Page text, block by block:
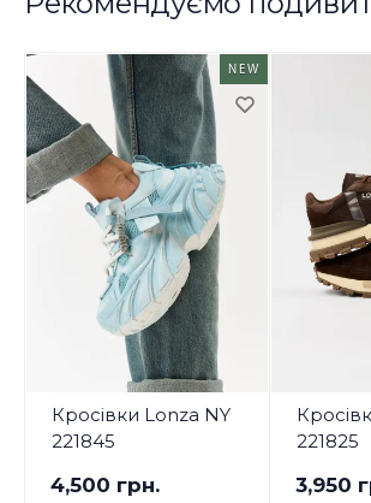
NEW
Кросівки Lonza NY
221845
4,500 грн.
221825
3,950